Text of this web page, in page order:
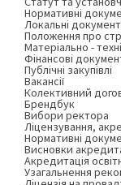
Нормативні
Локальні
Положення про
Матеріально -
Фінансові
Публічні закупівлі
Вакансії
Колективний
Брендбук
Вибори ректора
Ліцензування,
Нормативні
Висновки
Акредитація
Узагальнення